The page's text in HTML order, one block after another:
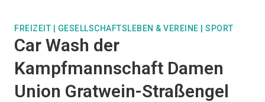
FREIZEIT GESELLSCHAFTSLEBEN & VEREINE SPORT
Car Wash der
Kampfmannschaft Damen
Union Gratwein-Straßengel